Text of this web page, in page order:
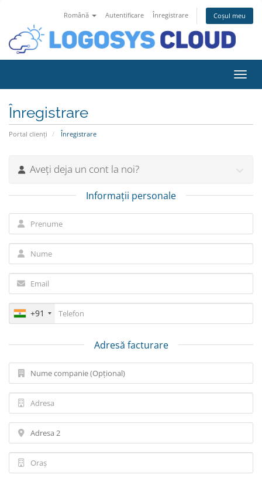
Română Autentificare Înregistrare Coșul meu
Înregistrare
Portal clienți Înregistrare
Aveți deja un cont la noi?
Informații personale
+91
Adresă facturare